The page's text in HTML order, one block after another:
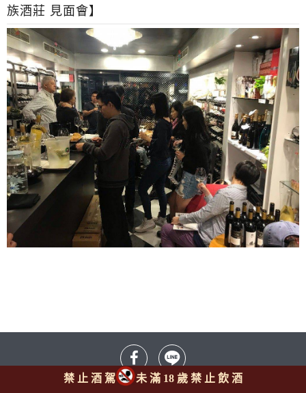
族酒莊 見面會】
禁 止 酒 駕 未 滿 18 歲 禁 止 飲 酒